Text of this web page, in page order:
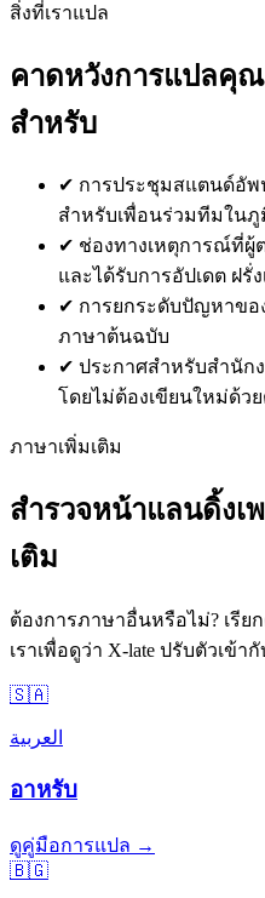
สิ่งที่เราแปล
คาดหวังการแปลคุณ
สำหรับ
✔ การประชุมสแตนด์อัพ
สำหรับเพื่อนร่วมทีมใน
✔ ช่องทางเหตุการณ์ที่ผู้
และได้รับการอัปเดต ฝรั่
✔ การยกระดับปัญหาขอ
ภาษาต้นฉบับ
✔ ประกาศสำหรับสำนัก
โดยไม่ต้องเขียนใหม่ด้วย
ภาษาเพิ่มเติม
สำรวจหน้าแลนดิ้งเ
เติม
ต้องการภาษาอื่นหรือไม่? เรี
เราเพื่อดูว่า X-late ปรับตัวเข้
🇸🇦
العربية
อาหรับ
ดูคู่มือการแปล →
🇧🇬